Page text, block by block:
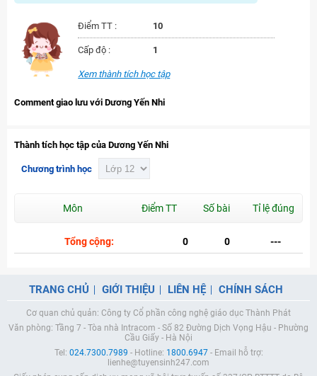
Điểm TT : 10
Cấp độ : 1
Xem thành tích học tập
Comment giao lưu với Dương Yến Nhi
Thành tích học tập của Dương Yến Nhi
Chương trình học
Môn Điểm TT Số bài Tỉ lệ đúng
Tổng cộng: 0 0 ---
TRANG CHỦ GIỚI THIỆU LIÊN HỆ CHÍNH SÁCH
Cơ quan chủ quản: Công ty Cổ phần công nghệ giáo dục Thành Phát
Văn phòng: Tầng 7 - Tòa nhà Intracom - Số 82 Đường Dịch Vọng Hậu - Phường
Cầu Giấy - Hà Nội
Tel: 024.7300.7989 - Hotline: 1800.6947- Email hỗ trợ:
lienhe@tuyensinh247.com